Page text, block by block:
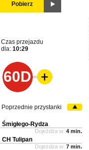
Pobierz
Czas przejazdu
dla: 10:29
60D
Poprzednie przystanki
Śmigłego-Rydza
Dojeżdża w: 4 min.
CH Tulipan
Dojeżdża w: 7 min.